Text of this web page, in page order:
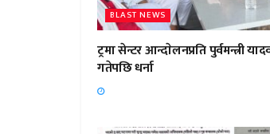
BLAST NEWS
ट्रमा सेन्टर आन्दाेलनप्रति पुर्वमन्त्री
गतेपछि धर्ना